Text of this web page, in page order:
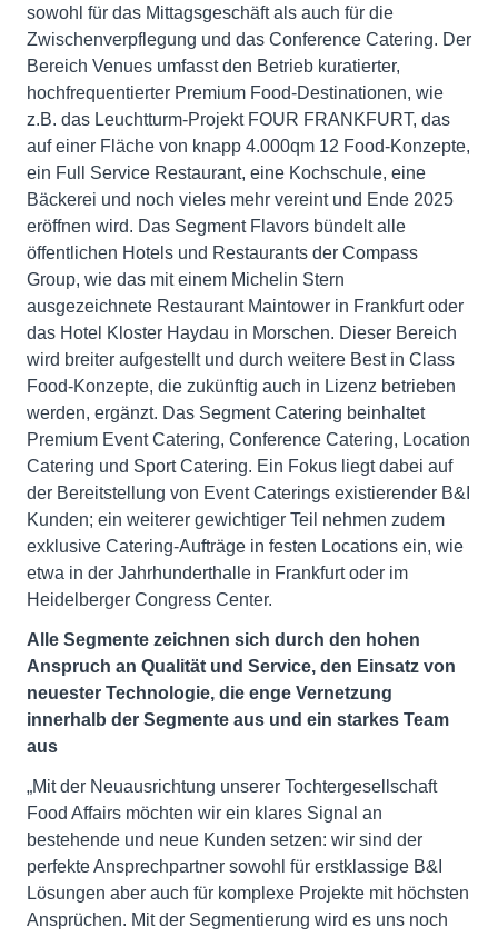
sowohl für das Mittagsgeschäft als auch für die
Zwischenverpflegung und das Conference Catering. Der
Bereich Venues umfasst den Betrieb kuratierter,
hochfrequentierter Premium Food-Destinationen, wie
z.B. das Leuchtturm-Projekt FOUR FRANKFURT, das
auf einer Fläche von knapp 4.000qm 12 Food-Konzepte,
ein Full Service Restaurant, eine Kochschule, eine
Bäckerei und noch vieles mehr vereint und Ende 2025
eröffnen wird. Das Segment Flavors bündelt alle
öffentlichen Hotels und Restaurants der Compass
Group, wie das mit einem Michelin Stern
ausgezeichnete Restaurant Maintower in Frankfurt oder
das Hotel Kloster Haydau in Morschen. Dieser Bereich
wird breiter aufgestellt und durch weitere Best in Class
Food-Konzepte, die zukünftig auch in Lizenz betrieben
werden, ergänzt. Das Segment Catering beinhaltet
Premium Event Catering, Conference Catering, Location
Catering und Sport Catering. Ein Fokus liegt dabei auf
der Bereitstellung von Event Caterings existierender B&I
Kunden; ein weiterer gewichtiger Teil nehmen zudem
exklusive Catering-Aufträge in festen Locations ein, wie
etwa in der Jahrhunderthalle in Frankfurt oder im
Heidelberger Congress Center.
Alle Segmente zeichnen sich durch den hohen
Anspruch an Qualität und Service, den Einsatz von
neuester Technologie, die enge Vernetzung
innerhalb der Segmente aus und ein starkes Team
aus
„Mit der Neuausrichtung unserer Tochtergesellschaft
Food Affairs möchten wir ein klares Signal an
bestehende und neue Kunden setzen: wir sind der
perfekte Ansprechpartner sowohl für erstklassige B&I
Lösungen aber auch für komplexe Projekte mit höchsten
Ansprüchen. Mit der Segmentierung wird es uns noch